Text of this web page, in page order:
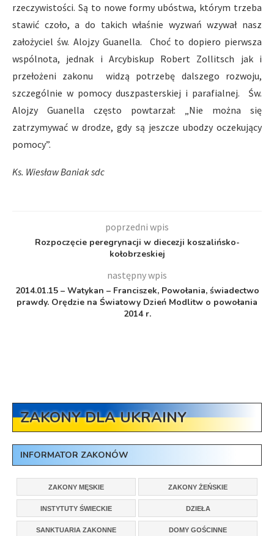
rzeczywistości. Są to nowe formy ubóstwa, którym trzeba
stawić czoło, a do takich właśnie wyzwań wzywał nasz
założyciel św. Alojzy Guanella. Choć to dopiero pierwsza
wspólnota, jednak i Arcybiskup Robert Zollitsch jak i
przełożeni zakonu widzą potrzebę dalszego rozwoju,
szczególnie w pomocy duszpasterskiej i parafialnej. Św.
Alojzy Guanella często powtarzał: „Nie można się
zatrzymywać w drodze, gdy są jeszcze ubodzy oczekujący
pomocy”.
Ks. Wiesław Baniak sdc
poprzedni wpis
Rozpoczęcie peregrynacji w diecezji koszalińsko-
kołobrzeskiej
następny wpis
2014.01.15 – Watykan – Franciszek, Powołania, świadectwo
prawdy. Orędzie na Światowy Dzień Modlitw o powołania
2014 r.
ZAKONY DLA UKRAINY
INFORMATOR ZAKONÓW
ZAKONY MĘSKIE ZAKONY ŻEŃSKIE
INSTYTUTY ŚWIECKIE DZIEŁA
SANKTUARIA ZAKONNE DOMY GOŚCINNE